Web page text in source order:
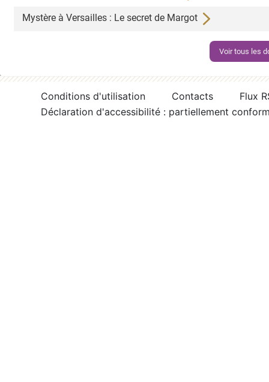
Mystère à Versailles : Le secret de Margot
Voir tous les
Conditions d'utilisation Contacts
Flux
Déclaration d'accessibilité : partiellement